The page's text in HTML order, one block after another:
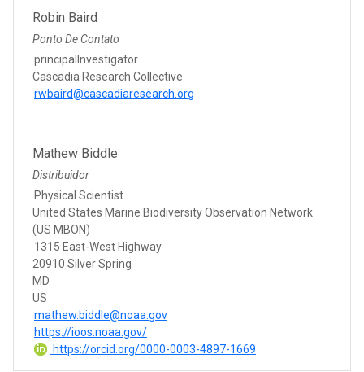
Robin Baird
Ponto De Contato
principalInvestigator
Cascadia Research Collective
rwbaird@cascadiaresearch.org
Mathew Biddle
Distribuidor
Physical Scientist
United States Marine Biodiversity Observation Network
(US MBON)
1315 East-West Highway
20910 Silver Spring
MD
US
mathew.biddle@noaa.gov
https://ioos.noaa.gov/
https://orcid.org/0000-0003-4897-1669